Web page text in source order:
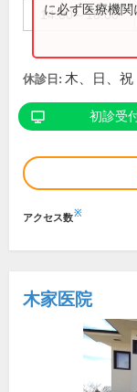
14:00～18:00
に必ず医療機関
休診日: 木、日、祝
初診受
アクセス数※
木家医院